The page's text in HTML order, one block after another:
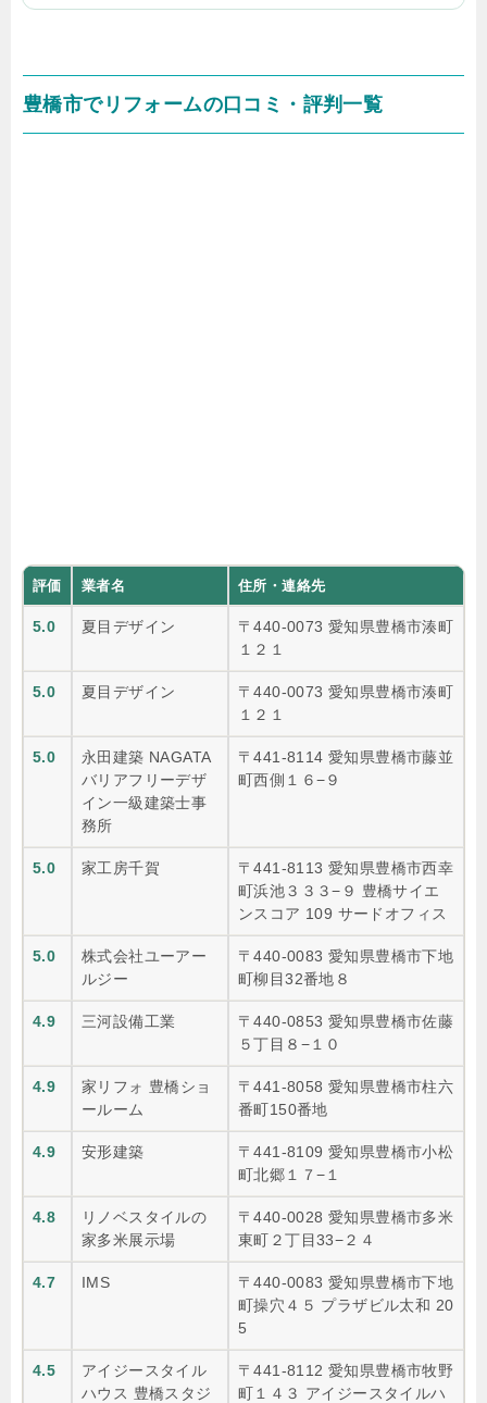
豊橋市でリフォームの口コミ・評判一覧
評価 業者名 住所・連絡先
5.0 夏目デザイン
〒440-0073 愛知県豊橋市湊町
１２１
5.0 夏目デザイン
〒440-0073 愛知県豊橋市湊町
１２１
5.0
永田建築 NAGATA
バリアフリーデザ
イン一級建築士事
務所
〒441-8114 愛知県豊橋市藤並
町西側１６−９
5.0 家工房千賀
〒441-8113 愛知県豊橋市西幸
町浜池３３３−９ 豊橋サイエ
ンスコア 109 サードオフィス
5.0
株式会社ユーアー
ルジー
〒440-0083 愛知県豊橋市下地
町柳目32番地８
4.9 三河設備工業
〒440-0853 愛知県豊橋市佐藤
５丁目８−１０
4.9
家リフォ 豊橋ショ
ールーム
〒441-8058 愛知県豊橋市柱六
番町150番地
4.9 安形建築
〒441-8109 愛知県豊橋市小松
町北郷１７−１
4.8
リノベスタイルの
家多米展示場
〒440-0028 愛知県豊橋市多米
東町２丁目33−２４
4.7 IMS
〒440-0083 愛知県豊橋市下地
町操穴４５ プラザビル太和 20
5
4.5
アイジースタイル
ハウス 豊橋スタジ
〒441-8112 愛知県豊橋市牧野
町１４３ アイジースタイルハ